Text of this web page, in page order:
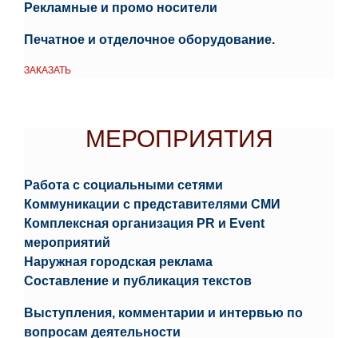
Рекламные и промо носители
Печатное и отделочное оборудование.
ЗАКАЗАТЬ
МЕРОПРИЯТИЯ
Работа с социальными сетями
Коммуникации с представителями СМИ
Комплексная организация PR и Event
мероприятий
Наружная городская реклама
Составление и публикация текстов
Выступления, комментарии и интервью по
вопросам деятельности